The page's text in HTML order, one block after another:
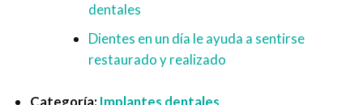
dentales
Dientes en un día le ayuda a sentirse
restaurado y realizado
Categoría:Implantes dentales